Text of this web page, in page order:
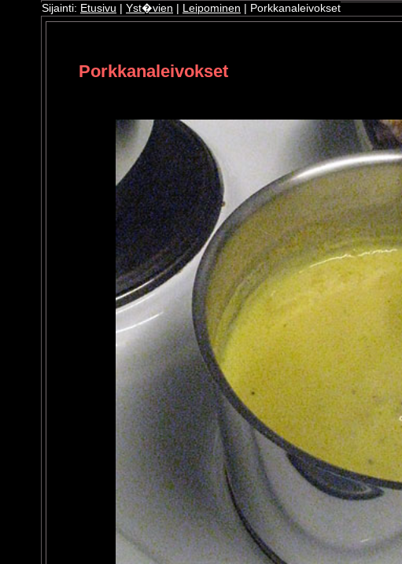
Sijainti: Etusivu Yst�vien Leipominen | Porkkanaleivokset
Porkkanaleivokset